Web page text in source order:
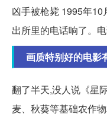
凶手被枪毙 1995年
出所里的电话响了。
画质特别好的电影
翻了半天,没人说《星
麦、秋葵等基础农作